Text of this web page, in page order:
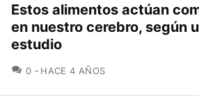
Estos alimentos actúan
en nuestro cerebro, según
estudio
0 COMENTARIOS
HACE 4 AÑOS